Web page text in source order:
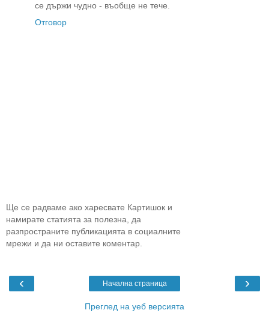
се държи чудно - въобще не тече.
Отговор
Ще се радваме ако харесвате Картишок и
намирате статията за полезна, да
разпространите публикацията в социалните
мрежи и да ни оставите коментар.
‹ ›
Начална страница
Преглед на уеб версията